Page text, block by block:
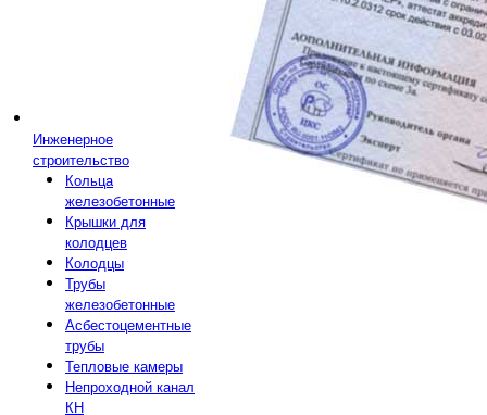
Инженерное
строительство
Кольца
железобетонные
Крышки для
колодцев
Колодцы
Трубы
железобетонные
Асбестоцементные
трубы
Тепловые камеры
Непроходной канал
КН